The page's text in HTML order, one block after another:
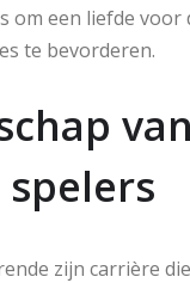
om een liefde
te bevorderen.
van
zijn carrière